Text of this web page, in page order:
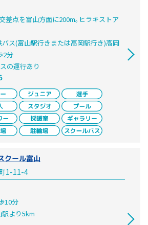
差点を富山方面に200m｡ヒラキストア
ス(富山駅行きまたは高岡駅行き)高岡
2分
の運行あり
クール富山
1-11-4
10分
より5km